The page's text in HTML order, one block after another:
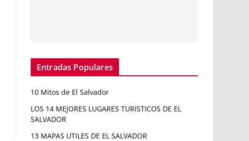
Entradas Populares
10 Mitos de El Salvador
LOS 14 MEJORES LUGARES TURISTICOS DE EL
SALVADOR
13 MAPAS UTILES DE EL SALVADOR